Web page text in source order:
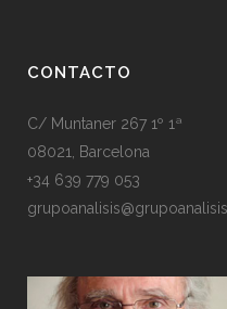
CONTACTO
C/ Muntaner 267 1º 1ª
08021, Barcelona
+34 639 779 053